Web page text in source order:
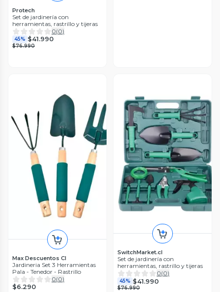
Protech
Set de jardinería con
herramientas, rastrillo y tijeras
0(0)
45% $41.990
$76.990
Max Descuentos Cl
Jardineria Set 3 Herramientas
Pala - Tenedor - Rastrillo
0(0)
$6.290
SwitchMarket.cl
Set de jardinería con
herramientas, rastrillo y tijeras
0(0)
45% $41.990
$76.990